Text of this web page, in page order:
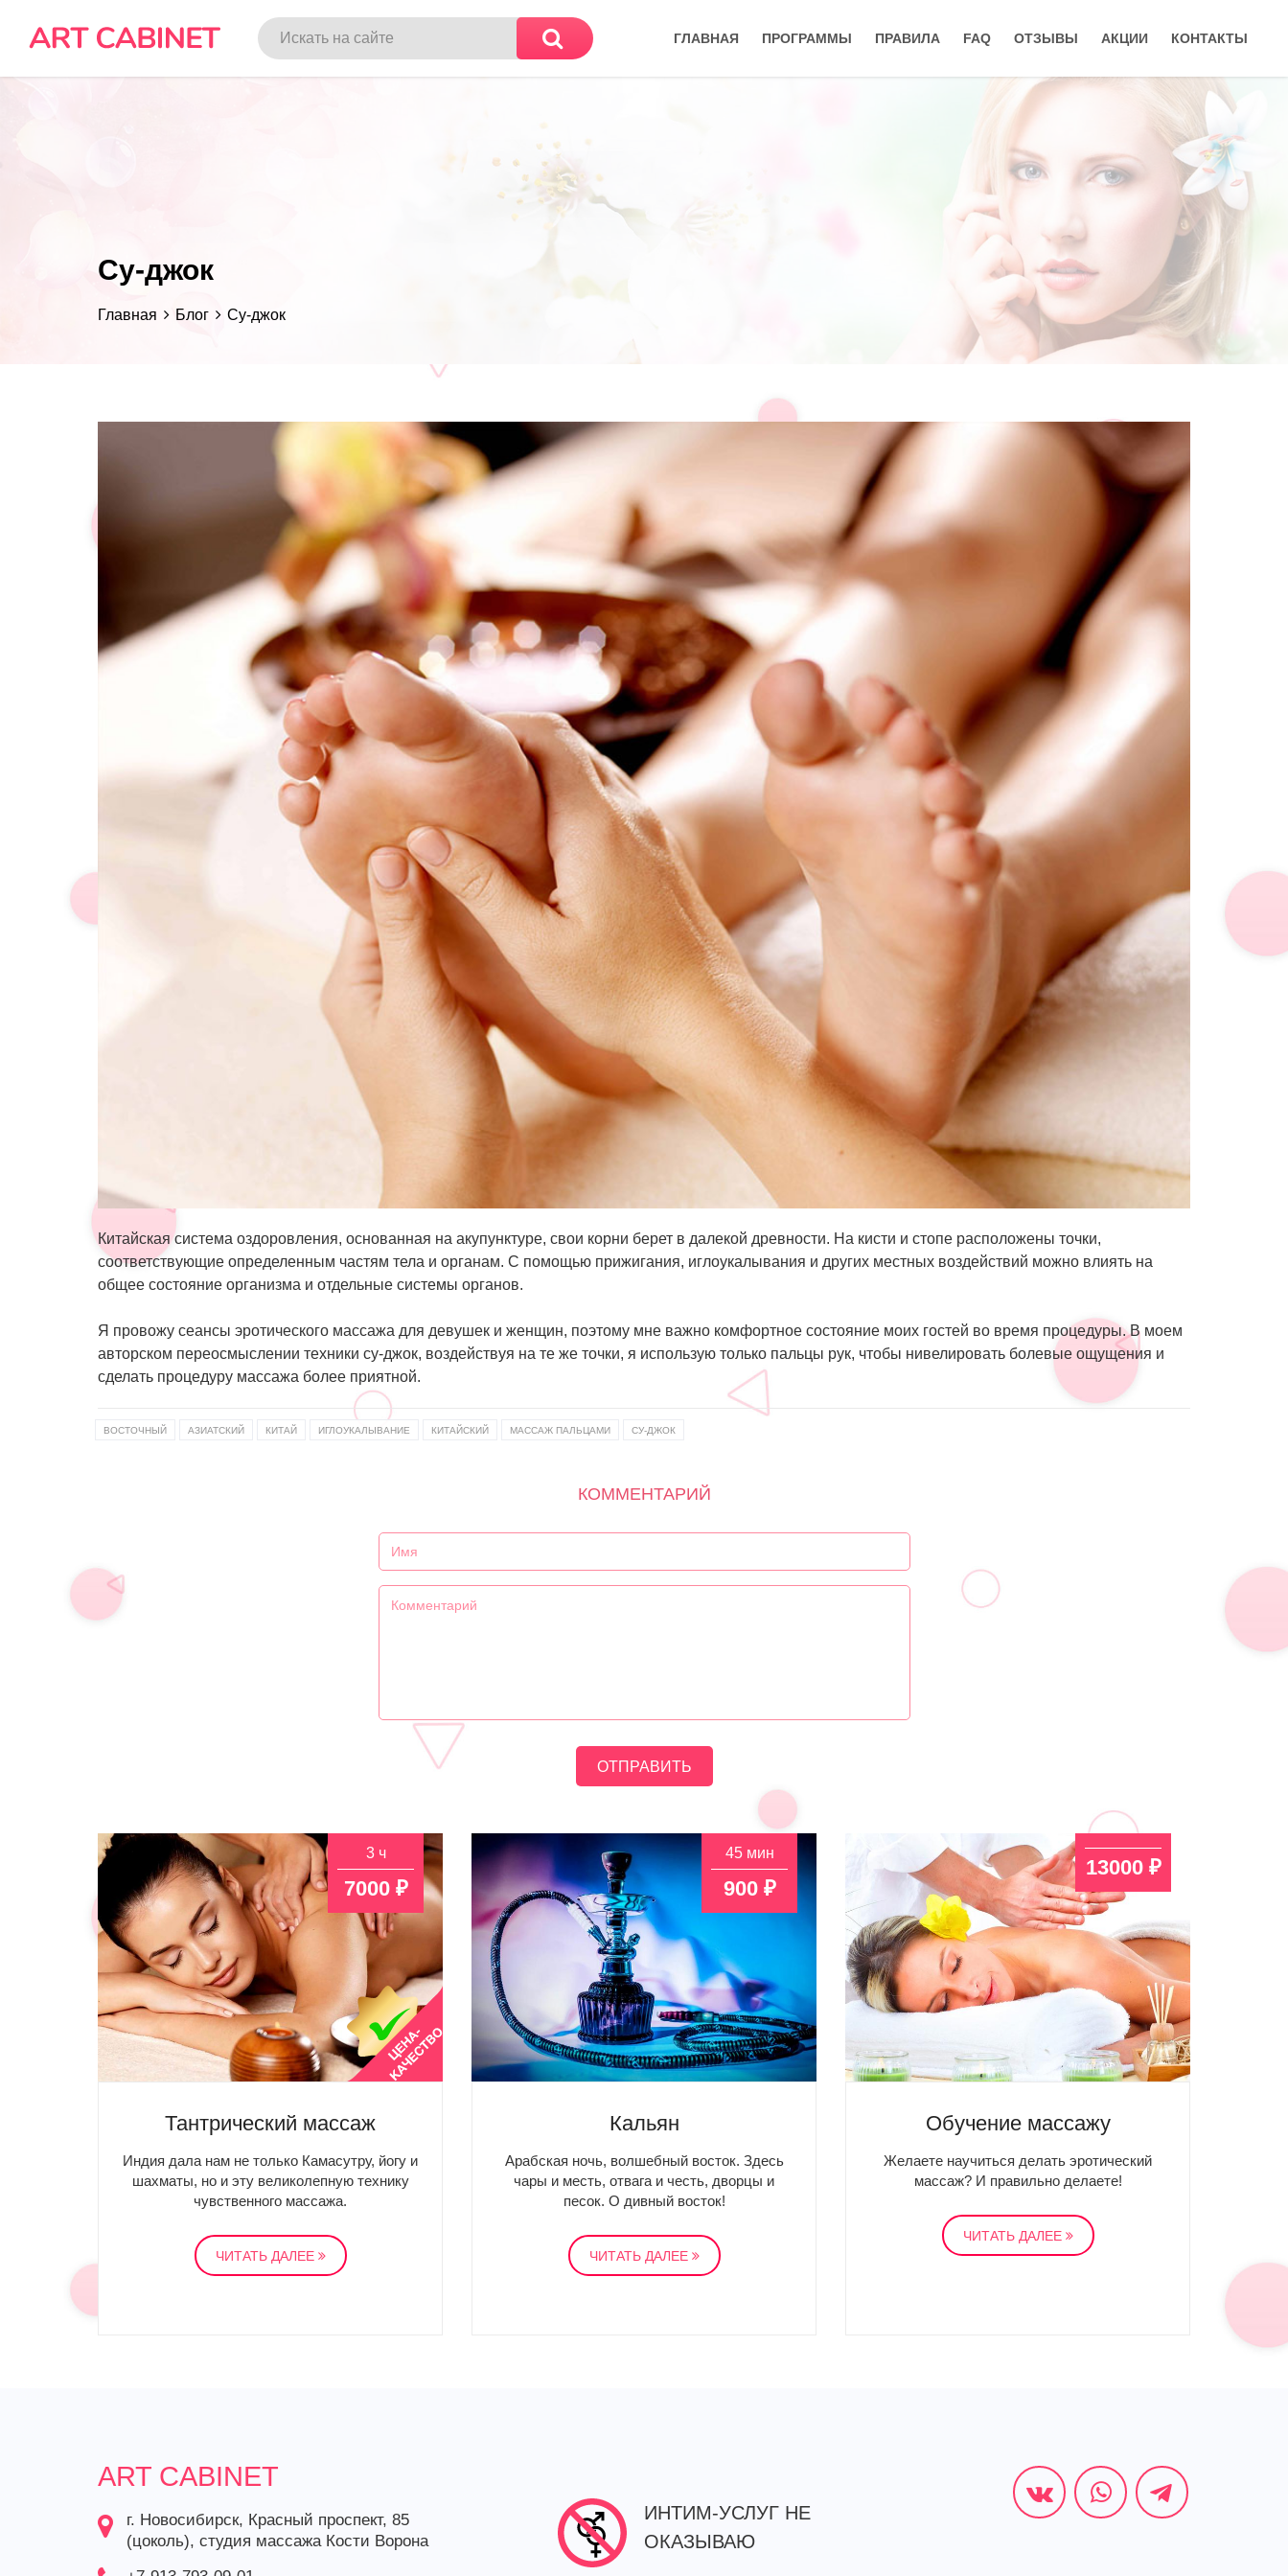
ГЛАВНАЯ ПРОГРАММЫ ПРАВИЛА FAQ ОТЗЫВЫ АКЦИИ КОНТАКТЫ
Су-джок
Главная Блог Су-джок
Китайская система оздоровления, основанная на акупунктуре, свои корни берет в далекой древности. На кисти и стопе расположены точки,
соответствующие определенным частям тела и органам. С помощью прижигания, иглоукалывания и других местных воздействий можно влиять на
общее состояние организма и отдельные системы органов.
Я провожу сеансы эротического массажа для девушек и женщин, поэтому мне важно комфортное состояние моих гостей во время процедуры. В моем
авторском переосмыслении техники су-джок, воздействуя на те же точки, я использую только пальцы рук, чтобы нивелировать болевые ощущения и
сделать процедуру массажа более приятной.
ВОСТОЧНЫЙ АЗИАТСКИЙ КИТАЙ ИГЛОУКАЛЫВАНИЕ КИТАЙСКИЙ МАССАЖ ПАЛЬЦАМИ СУ-ДЖОК
КОММЕНТАРИЙ
Тантрический массаж
3 ч
7000 ₽
Индия дала нам не только Камасутру, йогу и
шахматы, но и эту великолепную технику
чувственного массажа.
ЧИТАТЬ ДАЛЕЕ
Кальян
45 мин
900 ₽
Арабская ночь, волшебный восток. Здесь
чары и месть, отвага и честь, дворцы и
песок. О дивный восток!
ЧИТАТЬ ДАЛЕЕ
Обучение массажу
13000 ₽
Желаете научиться делать эротический
массаж? И правильно делаете!
ЧИТАТЬ ДАЛЕЕ
ART CABINET
г. Новосибирск, Красный проспект, 85
(цоколь), студия массажа Кости Ворона
ИНТИМ-УСЛУГ НЕ
ОКАЗЫВАЮ